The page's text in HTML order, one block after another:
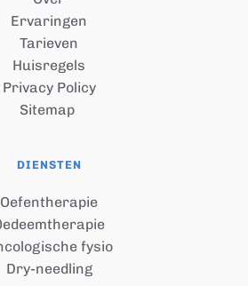
Ervaringen
Tarieven
Huisregels
Privacy Policy
Sitemap
DIENSTEN
Oefentherapie
fysio
Dry-needling